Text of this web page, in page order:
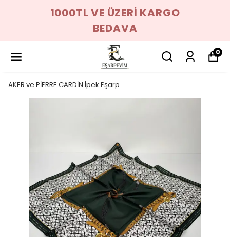
1000TL VE ÜZERİ KARGO
BEDAVA
0
AKER ve PİERRE CARDİN İpek Eşarp